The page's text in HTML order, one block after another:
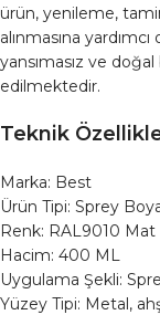
ürün, yenileme,
alınmasına
yansımasız ve
edilmektedir.
Teknik
Marka: Best
Ürün Tipi: Sprey
Renk: RAL9010 Mat
Hacim: 400 ML
Uygulama Şekli:
Yüzey Tipi: Metal,